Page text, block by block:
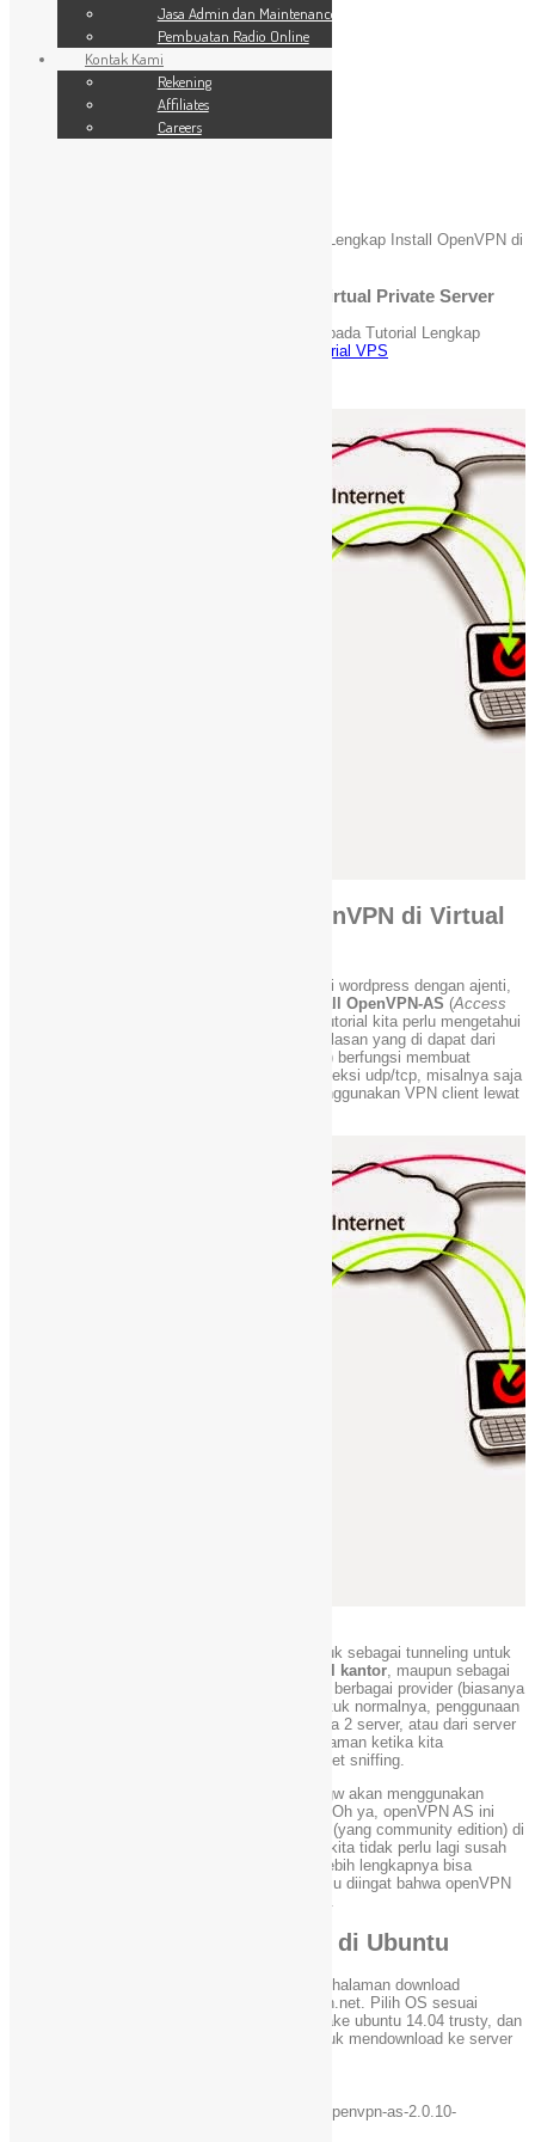
SSL Website
Jasa Admin dan Maintenance
Pembuatan Radio Online
Kontak Kami24 Jam
Rekening
Affiliates
Careers
Tutorial Lengkap Install OpenVPN di
Tutorial Lengkap Install OpenVPN di Virtual Private Server
pada Tutorial Lengkap
Tutorial VPS
Tutorial Lengkap Install OpenVPN di Virtual
Setelah kemarin gw posting mengenai instalasi wordpress dengan ajenti,
Tutorial Install OpenVPN-AS (Access
) di VPS kita. Sebelum kita masuk ke tutorial kita perlu mengetahui
fungsi dari openVPN itu sendiri. Menurut penjelasan yang di dapat dari
berbagai sumber, VPN(Virtual Private Network) berfungsi membuat
koneksi terenkripsi antara 2 mesin dengan koneksi udp/tcp, misalnya saja
server VPS dengan komputer kita dengan menggunakan VPN client lewat
Kebanyakan di indonesia, VPN digunakan untuk sebagai tunneling untuk
mengakses situs situs yang diblokir firewall kantor, maupun sebagai
sarana mendapatkan akses internet gratis dari berbagai provider (biasanya
digabungkan dengan proxy semisal squid). Untuk normalnya, penggunaan
VPN ini lebih ke membuat koneksi aman antara 2 server, atau dari server
pusat ke cabang. Atau bisa juga sebagai pengaman ketika kita
mengakses wifi publik untuk menghindari packet sniffing.
Untuk instalasi server dan client di tutorial ini gw akan menggunakan
OpenVPN-AS, karena gratis dan free(2 Client).Oh ya, openVPN AS ini
adalah “versi gampangnya” instalasi openVPN (yang community edition) di
VPS kita karena sudah ada web interface jadi kita tidak perlu lagi susah
susah install openVPN lewat terminal. Untuk lebih lengkapnya bisa
. Perlu diingat bahwa openVPN
tidak support protokol IPSec, L2TP, dan PPTP.
Tutorial Install OpenVPN-AS di Ubuntu
Instalasi openVPN-AS cukup mudah, pergi ke halaman download
openVPN AS terlebih dahulu di https://openvpn.net. Pilih OS sesuai
dengan VPS kamu, untuk tutorial kali ini gw pake ubuntu 14.04 trusty, dan
copy link downloadnya, dan gunakan wget untuk mendownload ke server
//swupdate.openvpn.org/as/openvpn-as-2.0.10-
Jasa Admin dan Maintenance
Pembuatan Radio Online
Kontak Kami
Rekening
Affiliates
Careers